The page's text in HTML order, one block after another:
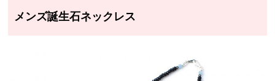
メンズ誕生石ネックレス